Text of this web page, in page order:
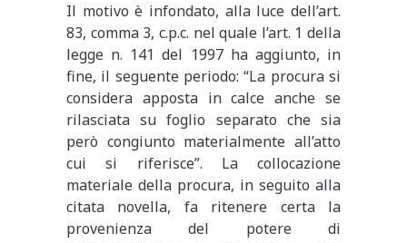
Il motivo è infondato, alla luce dell’art.
83, comma 3, c.p.c. nel quale l’art. 1 della
legge n. 141 del 1997 ha aggiunto, in
fine, il seguente periodo: “La procura si
considera apposta in calce anche se
rilasciata su foglio separato che sia
però congiunto materialmente all’atto
cui si riferisce”. La collocazione
materiale della procura, in seguito alla
citata novella, fa ritenere certa la
provenienza del potere di